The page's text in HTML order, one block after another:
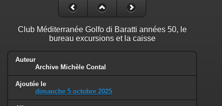
Club Méditerranée Golfo di Baratti années 50, le
bureau excursions et la caisse
Auteur
Archive Michèle Contal
Ajoutée le
dimanche 5 octobre 2025